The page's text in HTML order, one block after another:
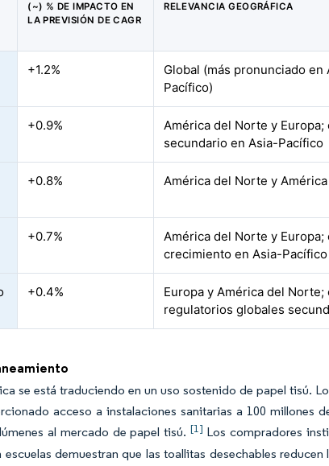
(~) % DE IMPACTO EN
LA PREVISIÓN DE CAGR
RELEVANCIA GEOGRÁFICA
+1.2%
Global (más pronunciado en
Pacífico)
+0.9%
América del Norte y Europa;
secundario en Asia-Pacífico
+0.8% América del Norte y
+0.7%
América del Norte y Europa;
crecimiento en Asia-
+0.4%
Europa y América del Norte;
regulatorios globales
se está traduciendo en un uso sostenido de papel tisú.
acceso a instalaciones sanitarias a 100 millones
al mercado de papel tisú. [1] Los compradores
demuestran que las toallitas desechables